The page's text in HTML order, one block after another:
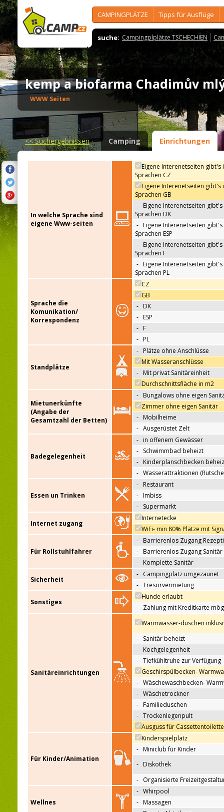
CAMPINGPLÄTZE Tipps für Ausflüge
suche: Campingplplätze TSCHECHIEN
kemp a biofarma Chadimův
WWW Seiten
<<Suchergebnissen Camping Einrichtungen
In welche Sprache sind
eigene Www-seiten
Eigene Interenetseiten gibt's
Sprachen CZ
Eigene Interenetseiten gibt's
Sprachen GB
- Eigene Interenetseiten gibt's
Sprachen DK
- Eigene Interenetseiten gibt's
Sprachen ESP
- Eigene Interenetseiten gibt's
Sprachen F
- Eigene Interenetseiten gibt's
Sprachen PL
Sprache die
Komunikation/
Korrespondenz
CZ
GB
- DK
- ESP
- F
- PL
Standplätze
- Plätze ohne Anschlüsse
Mit Wasseranschlüsse
- Mit privat Sanitäreinheit
Durchschnittsfläche in m2
Mietunerkünfte
(Angabe der
Gesamtzahl der Betten)
- Bungalows ohne eigen
Zimmer ohne eigen Sanitär
- Mobilheime
- Ausgerüstet Zelt
Badegelegenheit
- in offenem Gewässer
- Schwimmbad beheizt
- Kinderplanschbecken
- Wasserattraktionen
Essen un Trinken
- Restaurant
- Imbiss
- Supermarkt
Internet zugang
Internetecke
WiFi- min 80% Plätze mit
Für Rollstuhlfahrer
- Barrierenlos Zugang
- Barrierenlos Zugang Sanitär
- Komplette Sanitär
Sicherheit
- Campingplatz umgezäunet
- Tresorvermietung
Sonstiges
Hunde erlaubt
- Zahlung mit Kreditkarte
Sanitäreinrichtungen
Warmwasser-duschen
- Sanitär beheizt
- Kochgelegenheit
- Tiefkühltruhe zur Verfügung
Geschirspülbecken-
- Wäschewaschbecken-
- Wäschetrockner
- Familieduschen
- Trockenlegenpult
Ausguss für
Für Kinder/Animation
Kinderspielplatz
- Miniclub für Kinder
- Diskothek
- Organisierte
Wellnes
- Whirpool
- Massagen